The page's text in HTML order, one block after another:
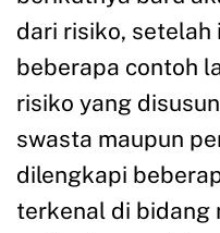
dari risiko, setelah
beberapa contoh
risiko yang
swasta maupun
dilengkapi
terkenal di bidang